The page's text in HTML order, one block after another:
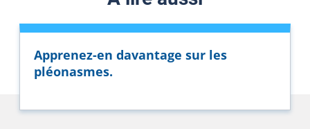
Apprenez-en davantage sur les
pléonasmes.